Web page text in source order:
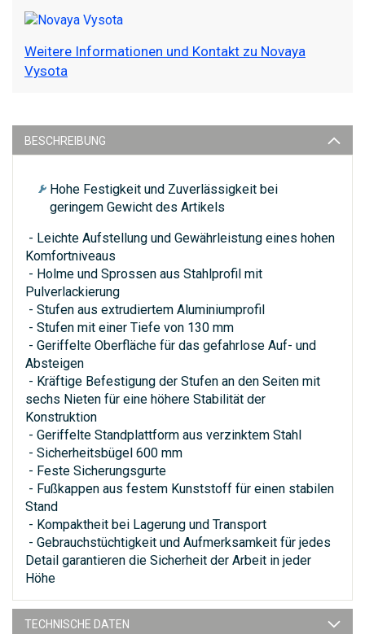
Weitere Informationen und Kontakt zu Novaya
Vysota
BESCHREIBUNG
Hohe Festigkeit und Zuverlässigkeit bei
geringem Gewicht des Artikels
- Leichte Aufstellung und Gewährleistung eines hohen
Komfortniveaus
- Holme und Sprossen aus Stahlprofil mit
Pulverlackierung
- Stufen aus extrudiertem Aluminiumprofil
- Stufen mit einer Tiefe von 130 mm
- Geriffelte Oberfläche für das gefahrlose Auf- und
Absteigen
- Kräftige Befestigung der Stufen an den Seiten mit
sechs Nieten für eine höhere Stabilität der
Konstruktion
- Geriffelte Standplattform aus verzinktem Stahl
- Sicherheitsbügel 600 mm
- Feste Sicherungsgurte
- Fußkappen aus festem Kunststoff für einen stabilen
Stand
- Kompaktheit bei Lagerung und Transport
- Gebrauchstüchtigkeit und Aufmerksamkeit für jedes
Detail garantieren die Sicherheit der Arbeit in jeder
Höhe
TECHNISCHE DATEN